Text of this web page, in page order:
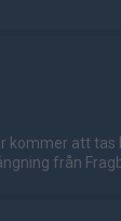
att
från